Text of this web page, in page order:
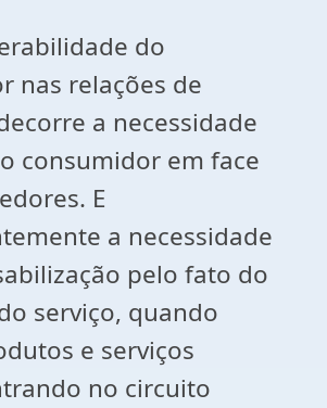
do
nas relações de
a necessidade
consumidor em face
E
a necessidade
pelo fato do
serviço, quando
e serviços
no circuito